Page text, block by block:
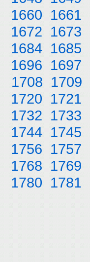
1660 1661
1672 1673
1684 1685
1696 1697
1708 1709
1720 1721
1732 1733
1744 1745
1756 1757
1768 1769
1780 1781